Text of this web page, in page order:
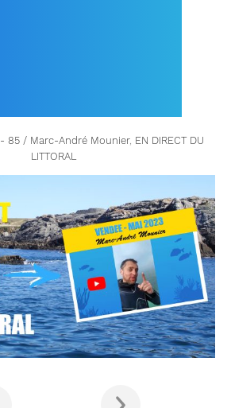
- 85 / Marc-André Mounier, EN DIRECT DU
LITTORAL